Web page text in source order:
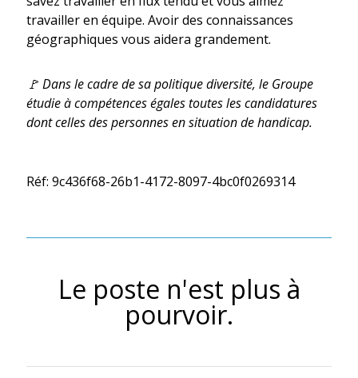
travailler en équipe. Avoir des connaissances
géographiques vous aidera grandement.
🚩 Dans le cadre de sa politique diversité, le Groupe
étudie à compétences égales toutes les candidatures
dont celles des personnes en situation de handicap.
Réf: 9c436f68-26b1-4172-8097-4bc0f0269314
Le poste n'est plus à
pourvoir.